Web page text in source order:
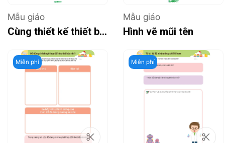
Mẫu giáo
Cùng thiết kế thiết bị hỗ trợ người gặp khó khăn trong vận động
Mẫu giáo
Hình vẽ mũi tên
Miễn phí Miễn phí